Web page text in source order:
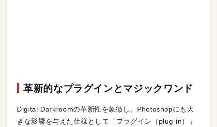
革新的なプラグインとマジックワンド
Digital Darkroomの革新性を象徴し、Photoshopにも大
きな影響を与えた仕様として「プラグイン（plug-in）」